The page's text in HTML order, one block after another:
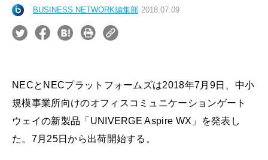
BUSINESS NETWORK編集部 2018.07.09
NECとNECプラットフォームズは2018年7月9日、中小
規模事業所向けのオフィスコミュニケーションゲート
ウェイの新製品「UNIVERGE Aspire WX」を発表し
た。7月25日から出荷開始する。